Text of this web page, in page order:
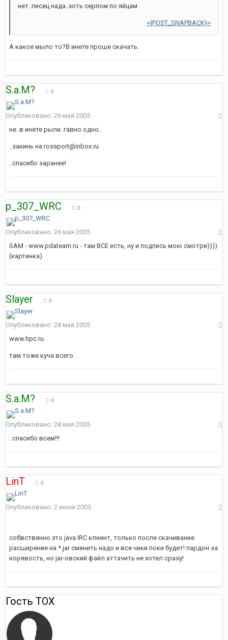
нет..писец нада..хоть серпом по яйцам
<{POST_SNAPBACK}>
А какое мыло то?В инете проше скачать.
S.a.M? 0
Опубликовано: 26 мая 2005
не..в инете рыли..гавно одно..
..закинь на rossport@inbox.ru
..спасибо заранее!
p_307_WRC 0
Опубликовано: 26 мая 2005
SAM - www.pdateam.ru - там ВСЕ есть, ну и подпись мою смотри))))
(картинка)
Slayer 0
Опубликовано: 28 мая 2005
www.hpc.ru
там тоже куча всего.
S.a.M? 0
Опубликовано: 28 мая 2005
..спасибо всем!!!
LinT 0
Опубликовано: 2 июня 2005
собвственно это java IRC клиент, только после скачивание
расширение на *.jar сменить надо и все чики поки будет! пардон за
корявость, но jar-овский файл аттачить не хотел сразу!
Гость TOX